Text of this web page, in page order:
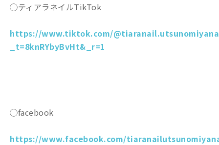
◯ティアラネイルTikTok
https://www.tiktok.com/
_t=8knRYbyBvHt&_r=1
◯facebook
https://www.facebook.com/